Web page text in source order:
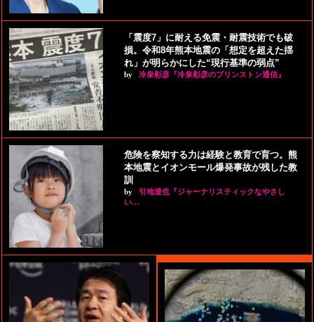
「震度7」に耐える免震・耐震技術でも破
損。令和8年熊本地震の「想定を超えた揺
れ」が明らかにした“現行基準の弱点”
by 冷泉彰彦『冷泉彰彦のプリンストン通信』
危険を察知する力は経験と教育で育つ。熊
本地震とイオンモール爆発事故が残した教
訓
by
引地達也『ジャーナリスティックなやさし
い…